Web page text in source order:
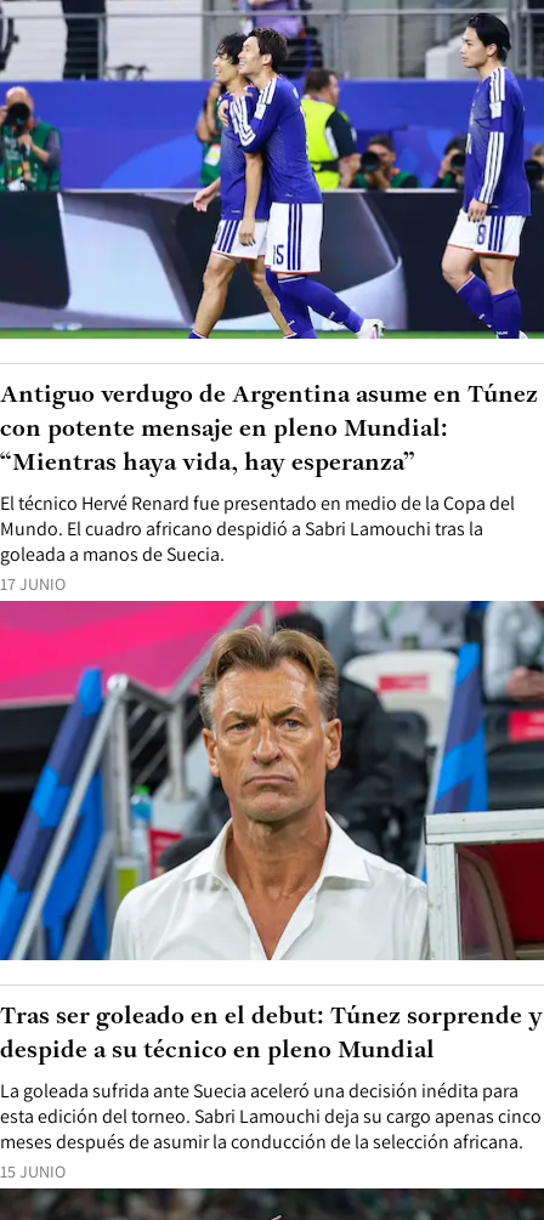
17 JUNIO
El técnico Hervé Renard fue presentado en medio de la Copa del
Mundo. El cuadro africano despidió a Sabri Lamouchi tras la
goleada a manos de Suecia.
Antiguo verdugo de Argentina asume en Túnez
con potente mensaje en pleno Mundial:
“Mientras haya vida, hay esperanza”
15 JUNIO
La goleada sufrida ante Suecia aceleró una decisión inédita para
esta edición del torneo. Sabri Lamouchi deja su cargo apenas cinco
meses después de asumir la conducción de la selección africana.
Tras ser goleado en el debut: Túnez sorprende y
despide a su técnico en pleno Mundial